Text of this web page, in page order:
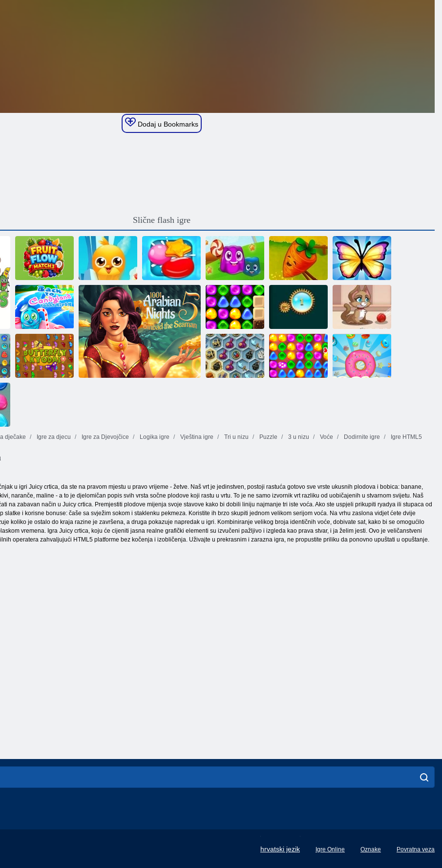
Dodaj u Bookmarks
Slične flash igre
Tok voća Top prijateljima Kiša bombona 2 Puding zemljište
Priča o
poljoprivrednim
slagalicama
Spašavanje leptir
Povratak u
Candyland
Sweet River
Povratak u
Candyland 4:
Vrt Lollipop
Blast dragulja
Kitty
mjehurićima
dječake Igre za djecu Igre za Djevojčice Logika igre Vještina igre Tri u nizu Puzzle 3 u nizu Voće Dodirnite igre Igre HTML5
u igri Juicy crtica, da ste na pravom mjestu u pravo vrijeme - žetve. Naš vrt je jedinstven, postoji rastuća gotovo sve vrste ukusnih plodova i bobica: banane,
naranče, maline - a to je djelomičan popis svih vrsta sočne plodove koji rastu u vrtu. To je ne samo izvornik vrt razliku od uobičajenih u stvarnom svijetu. Naš
na zabavan način u Juicy crtica. Premjestiti plodove mijenja svoje stavove kako bi dobili liniju najmanje tri iste voća. Ako ste uspjeli prikupiti ryadya ili stupaca od
slatke i korisne bonuse: čaše sa svježim sokom i staklenku pekmeza. Koristite ih brzo skupiti jednom velikom serijom voća. Na vrhu zaslona vidjet ćete dvije
koliko je ostalo do kraja razine je završena, a druga pokazuje napredak u igri. Kombiniranje velikog broja identičnih voće, dobivate sat, kako bi se omogućilo
vremena. Igra Juicy crtica, koju će cijeniti jasna realne grafički elementi su izvučeni pažljivo i izgleda kao prava stvar, i ja želim jesti. Ovo je veličanstveni
operatera zahvaljujući HTML5 platforme bez kočenja i izobličenja. Uživajte u prekrasnim i zarazna igra, ne propustite priliku da ponovno upuštati u opuštanje.
hrvatski jezik
English
Igre Online Oznake Povratna veza